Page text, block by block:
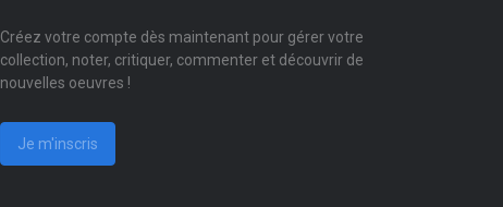
Créez votre compte dès maintenant pour gérer votre
collection, noter, critiquer, commenter et découvrir de
nouvelles oeuvres !
Je m'inscris